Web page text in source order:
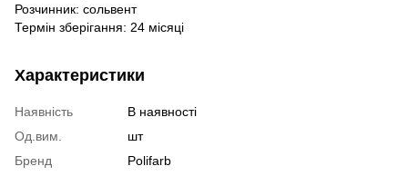
Розчинник: сольвент
Термін зберігання: 24 місяці
Характеристики
Наявність
В наявності
Од.вим.
шт
Бренд
Polifarb